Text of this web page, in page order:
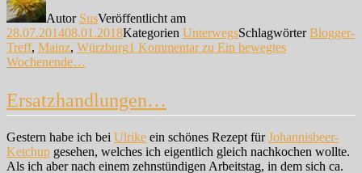
Autor SusVeröffentlicht am
28.07.201408.01.2018Kategorien UnterwegsSchlagwörterBlogger-
Treff, Mainz, Würzburg1 Kommentarzu Ein bewegtes
Wochenende…
Ersatzhandlungen…
Gestern habe ich bei Ulrike ein schönes Rezept fürJohannisbeer-
Ketchup gesehen, welches ich eigentlich gleich nachkochen wollte.
Als ich aber nach einem zehnstündigen Arbeitstag, in dem sich ca.